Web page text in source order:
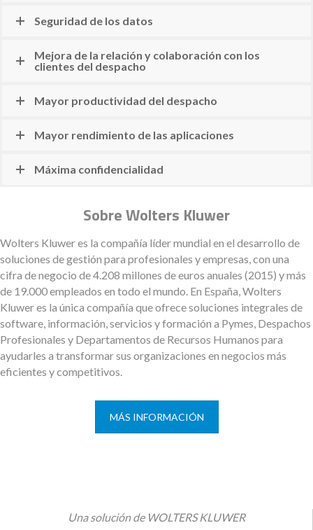
Seguridad de los datos
Mejora de la relación y colaboración con los
clientes del despacho
Mayor productividad del despacho
Mayor rendimiento de las aplicaciones
Máxima confidencialidad
Sobre Wolters Kluwer
Wolters Kluwer es la compañía líder mundial en el desarrollo de
soluciones de gestión para profesionales y empresas, con una
cifra de negocio de 4.208 millones de euros anuales (2015) y más
de 19.000 empleados en todo el mundo. En España, Wolters
Kluwer es la única compañía que ofrece soluciones integrales de
software, información, servicios y formación a Pymes, Despachos
Profesionales y Departamentos de Recursos Humanos para
ayudarles a transformar sus organizaciones en negocios más
eficientes y competitivos.
MÁS INFORMACIÓN
Una solución de WOLTERS KLUWER